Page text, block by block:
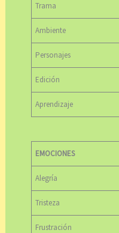
Trama
Ambiente
Personajes
Edición
Aprendizaje
EMOCIONES
Alegría
Tristeza
Frustración